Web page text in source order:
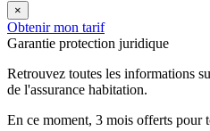
×
Obtenir mon tarif
Garantie protection juridique
Retrouvez toutes les informations
de l'assurance habitation.
En ce moment, 3 mois offerts pour